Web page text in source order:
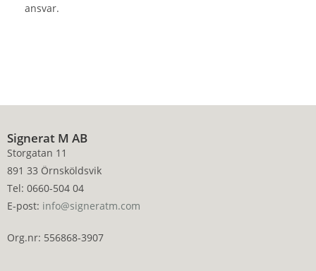
ansvar.
Signerat M AB
Storgatan 11
891 33 Örnsköldsvik
Tel: 0660-504 04
E-post: info@signeratm.com
Org.nr: 556868-3907